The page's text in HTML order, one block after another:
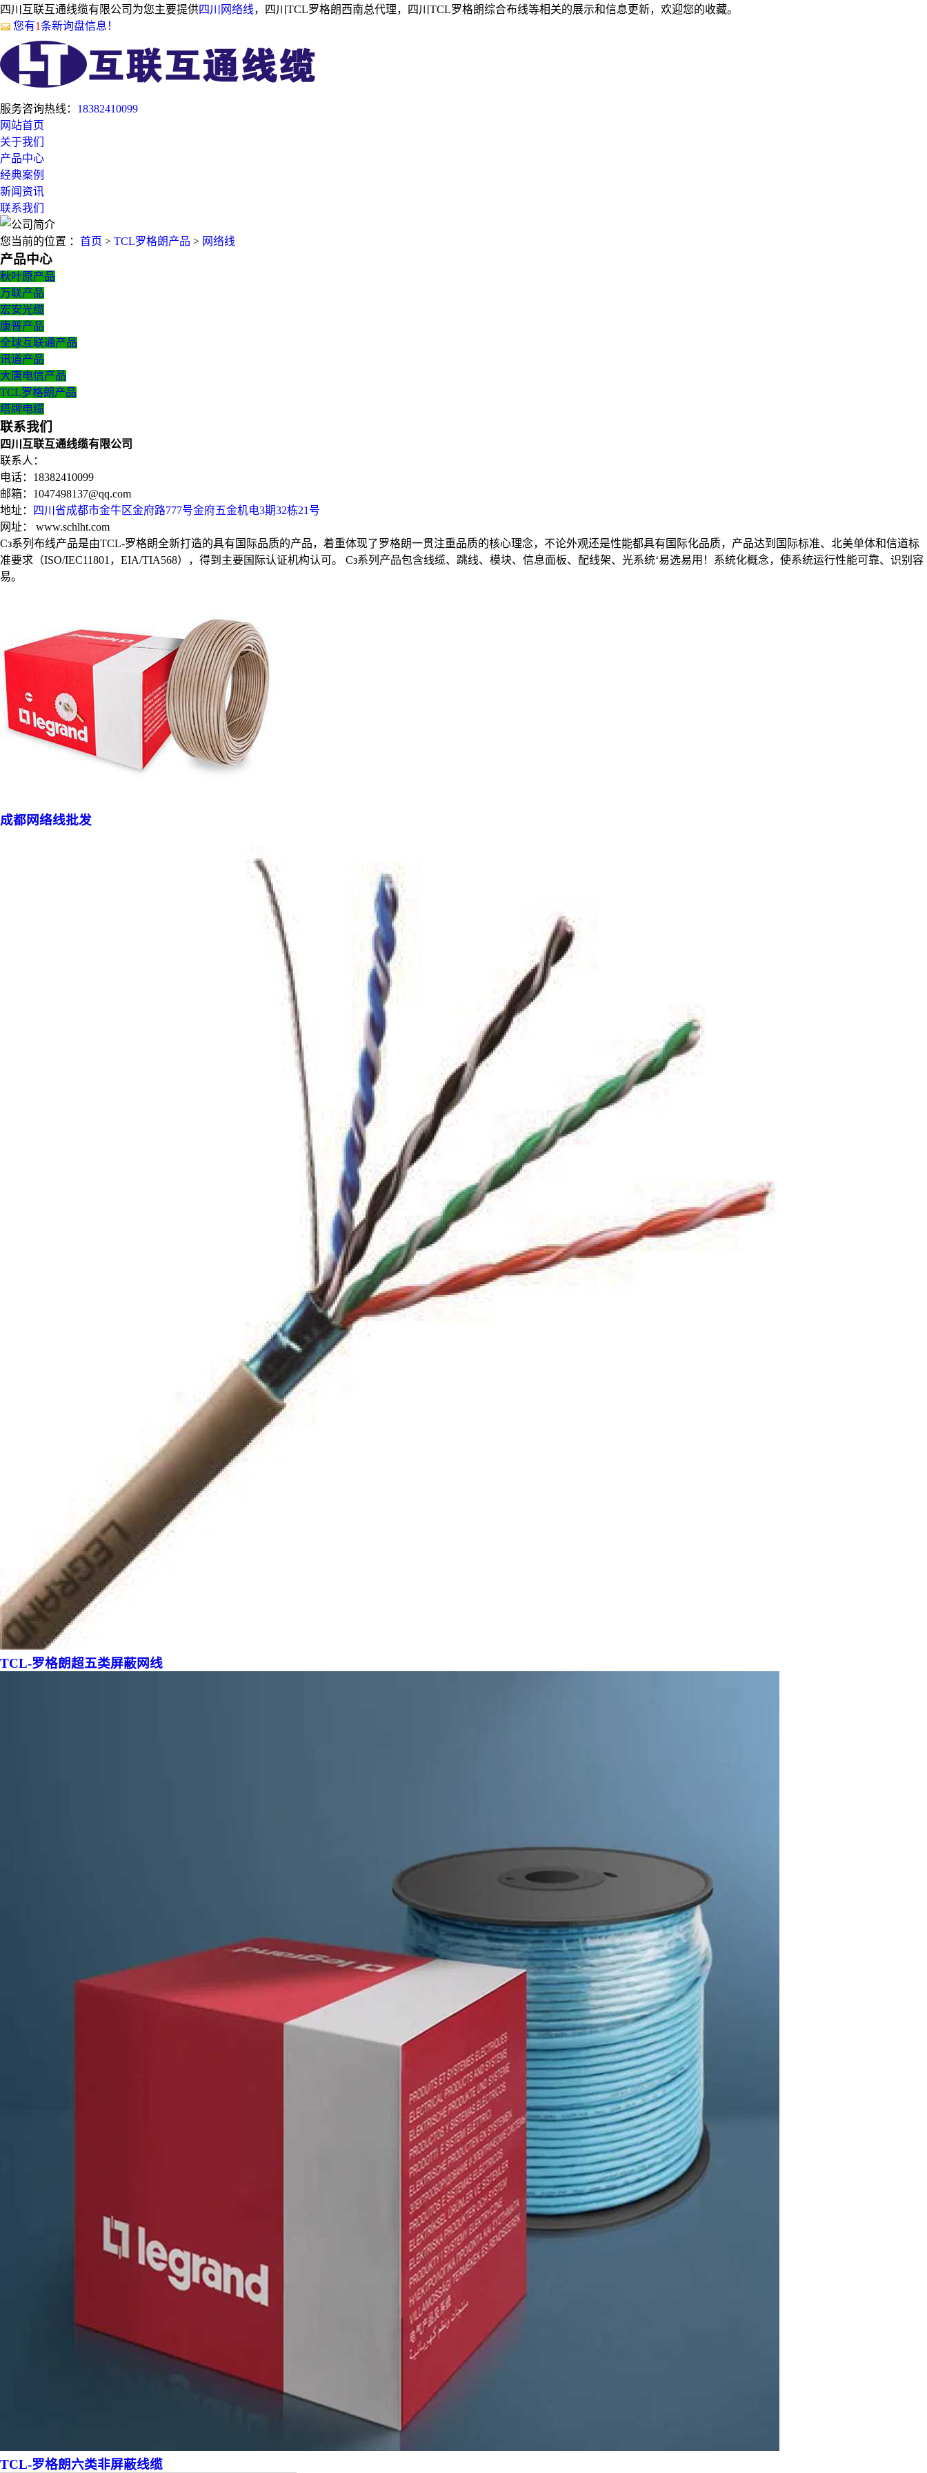
四川互联互通线缆有限公司为您主要提供四川网络线，四川TCL罗格朗西南总代理，四川TCL罗格朗综合布线等相关的展示和信息更新，欢迎您的收藏。
您有1条新询盘信息！
服务咨询热线： 18382410099
网站首页
关于我们
产品中心
经典案例
新闻资讯
联系我们
您当前的位置 ： 首页 > TCL罗格朗产品 > 网络线
产品中心
秋叶原产品
万联产品
宏安光缆
康普产品
全球互联通产品
讯道产品
大唐电信产品
TCL罗格朗产品
塔牌电缆
联系我们
四川互联互通线缆有限公司
联系人：
电话：18382410099
邮箱：1047498137@qq.com
地址：
四川省成都市金牛区金府路777号金府五金机电3期32栋21号
网址： www.schlht.com
Cз系列布线产品是由TCL-罗格朗全新打造的具有国际品质的产品，着重体现了罗格朗一贯注重品质的核心理念，不论外观还是性能都具有国际化品质，产品达到国际标准、北美单体和信道标
准要求（ISO/IEC11801，EIA/TIA568），得到主要国际认证机构认可。 Cз系列产品包含线缆、跳线、模块、信息面板、配线架、光系统‘易选易用！系统化概念，使系统运行性能可靠、识别容
易。
成都网络线批发
TCL-罗格朗超五类屏蔽网线
TCL-罗格朗六类非屏蔽线缆